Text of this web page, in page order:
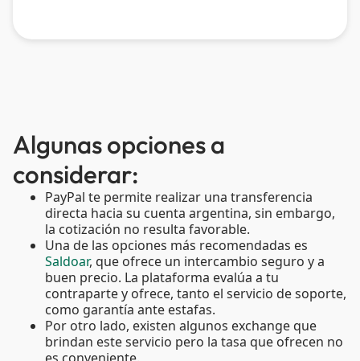
Algunas opciones a
considerar:
PayPal te permite realizar una transferencia
directa hacia su cuenta argentina, sin embargo,
la cotización no resulta favorable.
Una de las opciones más recomendadas es
Saldoar, que ofrece un intercambio seguro y a
buen precio. La plataforma evalúa a tu
contraparte y ofrece, tanto el servicio de soporte,
como garantía ante estafas.
Por otro lado, existen algunos exchange que
brindan este servicio pero la tasa que ofrecen no